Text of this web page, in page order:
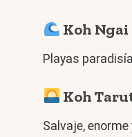
Koh Ngai
Playas
Koh
Salvaje,